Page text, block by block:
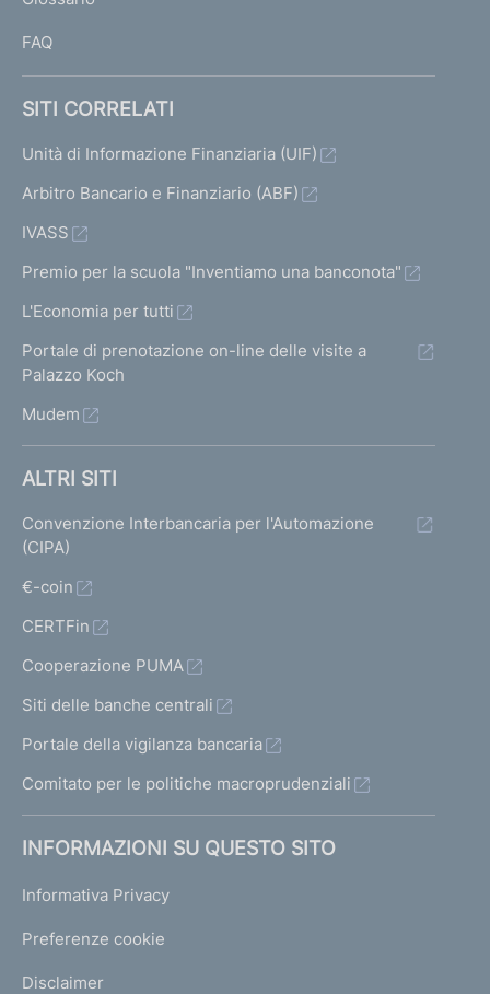
I
FAQ
SITI CORRELATI
Unità di Informazione Finanziaria (UIF)
Arbitro Bancario e Finanziario (ABF)
IVASS
Premio per la scuola "Inventiamo una banconota"
L'Economia per tutti
Portale di prenotazione on-line delle visite a
Palazzo Koch
Mudem
ALTRI SITI
Convenzione Interbancaria per l'Automazione
(CIPA)
€-coin
CERTFin
Cooperazione PUMA
Siti delle banche centrali
Portale della vigilanza bancaria
Comitato per le politiche macroprudenziali
INFORMAZIONI SU QUESTO SITO
Informativa Privacy
Preferenze cookie
Disclaimer